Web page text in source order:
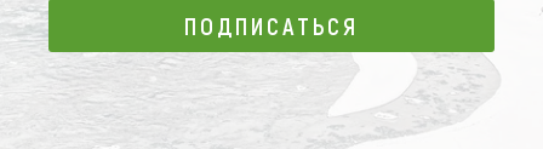
ПОДПИСАТЬСЯ
ПОДПИСАТЬСЯ